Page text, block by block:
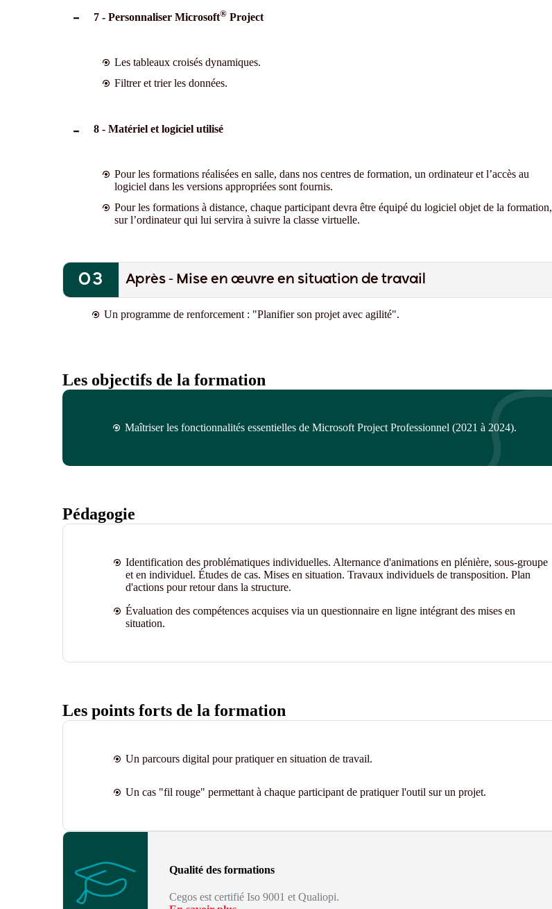
7 - Personnaliser Microsoft®Project
Les tableaux croisés dynamiques.
Filtrer et trier les données.
8 - Matériel et logiciel utilisé
Pour les formations réalisées en salle, dans nos centres de formation, un ordinateur et l’accès au
logiciel dans les versions appropriées sont fournis.
Pour les formations à distance, chaque participant devra être équipé du logiciel objet de la formation,
sur l’ordinateur qui lui servira à suivre la classe virtuelle.
Après - Mise en œuvre en situation de travail
Un programme de renforcement : "Planifier son projet avec agilité".
Les objectifs de la formation
Maîtriser les fonctionnalités essentielles de Microsoft Project Professionnel (2021 à 2024).
Pédagogie
Identification des problématiques individuelles. Alternance d'animations en plénière, sous-groupe
et en individuel. Études de cas. Mises en situation. Travaux individuels de transposition. Plan
d'actions pour retour dans la structure.
Évaluation des compétences acquises via un questionnaire en ligne intégrant des mises en
situation.
Les points forts de la formation
Un parcours digital pour pratiquer en situation de travail.
Un cas "fil rouge" permettant à chaque participant de pratiquer l'outil sur un projet.
Qualité des formations
Cegos est certifié Iso 9001 et Qualiopi.